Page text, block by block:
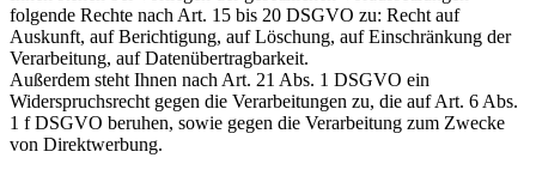
folgende Rechte nach Art. 15 bis 20 DSGVO zu: Recht auf
Auskunft, auf Berichtigung, auf Löschung, auf Einschränkung der
Verarbeitung, auf Datenübertragbarkeit.
Außerdem steht Ihnen nach Art. 21 Abs. 1 DSGVO ein
Widerspruchsrecht gegen die Verarbeitungen zu, die auf Art. 6 Abs.
1 f DSGVO beruhen, sowie gegen die Verarbeitung zum Zwecke
von Direktwerbung.